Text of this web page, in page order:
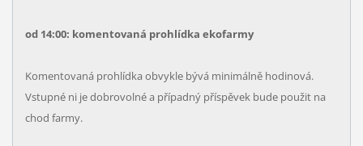
od 14:00: komentovaná prohlídka ekofarmy
Komentovaná prohlídka obvykle bývá minimálně hodinová.
Vstupné ni je dobrovolné a případný příspěvek bude použit na
chod farmy.